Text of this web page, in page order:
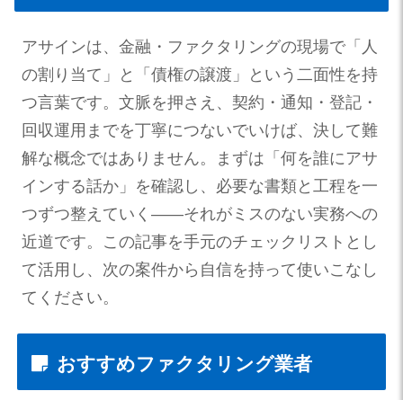
アサインは、金融・ファクタリングの現場で「人
の割り当て」と「債権の譲渡」という二面性を持
つ言葉です。文脈を押さえ、契約・通知・登記・
回収運用までを丁寧につないでいけば、決して難
解な概念ではありません。まずは「何を誰にアサ
インする話か」を確認し、必要な書類と工程を一
つずつ整えていく——それがミスのない実務への
近道です。この記事を手元のチェックリストとし
て活用し、次の案件から自信を持って使いこなし
てください。
おすすめファクタリング業者